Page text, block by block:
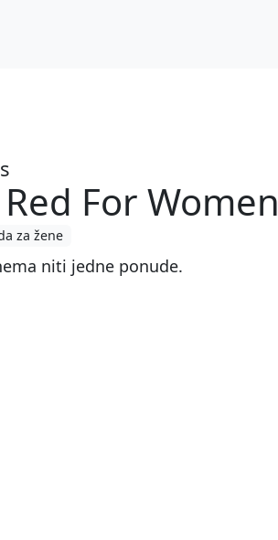
For Women
za žene
niti jedne ponude.